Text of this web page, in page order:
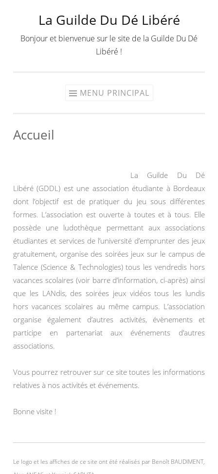
contenu
La Guilde Du Dé Libéré
Bonjour et bienvenue sur le site de la Guilde Du Dé
Libéré !
MENU PRINCIPAL
Accueil
La Guilde Du Dé
Libéré (GDDL) est une association étudiante à Bordeaux
dont l’objectif est de pratiquer du jeu sous différentes
formes. L’association est ouverte à toutes et à tous. Elle
possède une ludothèque permettant aux associations
étudiantes et services de l’université d’emprunter des jeux
gratuitement, organise des soirées jeux sur le campus de
Talence (Science & Technologies) tous les vendredis hors
vacances scolaires (voir barre d’information, ci-après) ainsi
que les LANdis, des soirées jeux vidéos tous les lundis
hors vacances scolaires au même campus. L’association
organise également d’autres activités, évènements et
participe en partenariat aux événements d’autres
associations.
Vous pourrez retrouver sur ce site toutes les informations
relatives à nos activités et événements.
Bonne visite !
Le logo et les affiches de ce site ont été réalisés par Benoît BAUDIMENT,